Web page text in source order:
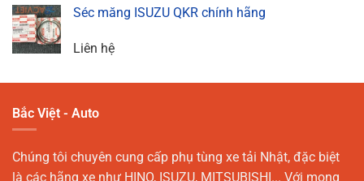
Séc măng ISUZU QKR chính hãng
Liên hệ
Bắc Việt - Auto
Chúng tôi chuyên cung cấp phụ tùng xe tải Nhật, đặc biệt
là các hãng xe như HINO, ISUZU, MITSUBISHI... Với mong